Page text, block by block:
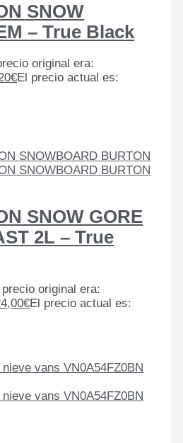
SNOW
– True Black
original era:
€El precio actual es:
SNOW GORE
2L – True
precio original era:
€El precio actual es: